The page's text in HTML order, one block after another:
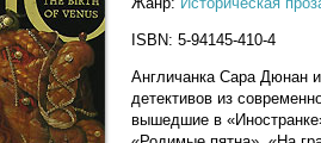
ISBN: 5-94145-410-4
Англичанка Сара Дюнан
детективов из
вышедшие в